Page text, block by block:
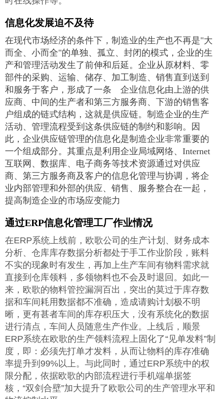
信息化发展迫不及待
在现代市场经济的条件下，制造业的生产也不再是"大
而全、小而全"的单独、孤立、封闭的模式，企业的生
产和管理活动发生了前伸和后延。企业从原材料、零
部件的采购、运输、储存、加工制造、销售直到送到
和服务于客户，形成了一条 企业信息化由上游的供
应商、中间的生产者和第三方服务商、下游的销售客
户组成的链式结构，这就是供应链。制造企业的生产
活动、管理流程受到这条供应链的制约和影响。因
此，企业供应链管理的信息化是制造企业非常重要的
一个组成部分。其重点是利用企业局域网络、Internet
互联网、数据库、电子商务等技术资源通过对供应
商、第三方服务商及客户的信息化管理与协调，将企
业内部管理和外部的供应、销售、服务整合在一起，
提高制造企业的市场应变能力
通过ERP信息化管理工厂作业情况
在ERP系统上线前，欧歌公司的生产计划、财务成本
分析、仓库库存数据分析都处于手工作业阶段，账料
不实的现象时有发生，再加上生产车间有物料需求就
直接到仓库领料，多领物料也不会及时退回。如此一
来，欧歌的物料管控漏洞百出，突出的莫过于库存数
据和车间耗用数据都不准确，造成请购计划极不明
晰，更有甚者车间的库存积压大，没有系统化的数据
进行清点，车间人员随意生产作业。上线后，顺景
ERP系统在欧歌的生产领料流程上固化了“见单发料”制
度，即：必须先打单才发料，从而让物料的库存准确
率提升到99%以上。与此同时，通过ERP系统中的权
限分配，依据欧歌的内部流程进行手机端单据签
核，“双剑合壁”加大提升了欧歌公司的生产管理水平和